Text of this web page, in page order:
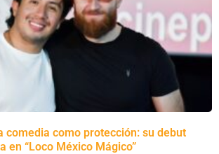
comedia como protección: su debut
en “Loco México Mágico”